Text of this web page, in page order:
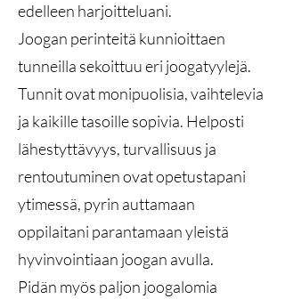
edelleen harjoitteluani.
Joogan perinteitä kunnioittaen
tunneilla sekoittuu eri joogatyylejä.
Tunnit ovat monipuolisia, vaihtelevia
ja kaikille tasoille sopivia. Helposti
lähestyttävyys, turvallisuus ja
rentoutuminen ovat opetustapani
ytimessä, pyrin auttamaan
oppilaitani parantamaan yleistä
hyvinvointiaan joogan avulla.
Pidän myös paljon joogalomia